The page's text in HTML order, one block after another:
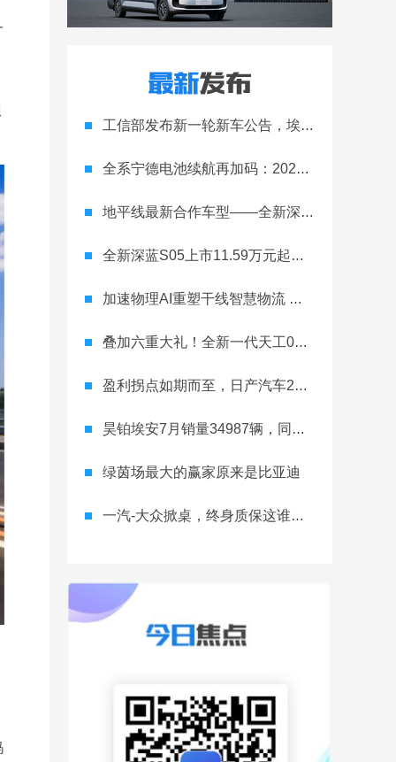
工信部发布新一轮新车公告，埃安Ray 7引发关注
全系宁德电池续航再加码：2027款埃安RT上市，9.98万元起
地平线最新合作车型——全新深蓝S05正式上市！
全新深蓝S05上市11.59万元起，全球时尚激光智能SUV全面进阶
加速物理AI重塑干线智慧物流 智加科技战略合作图达通
叠加六重大礼！全新一代天工08 670 Max上市限时价17.99万元
盈利拐点如期而至，日产汽车26财年一季度财报释放稳健增长信号
昊铂埃安7月销量34987辆，同比增长31.74%，全新Ray系列蓄势待发
绿茵场最大的赢家原来是比亚迪
一汽-大众掀桌，终身质保这谁顶得住？